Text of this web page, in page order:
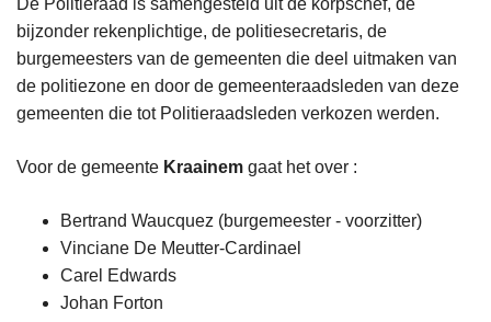
De Politieraad is samengesteld uit de korpschef, de
bijzonder rekenplichtige, de politiesecretaris, de
burgemeesters van de gemeenten die deel uitmaken van
de politiezone en door de gemeenteraadsleden van deze
gemeenten die tot Politieraadsleden verkozen werden.
Voor de gemeente Kraainem gaat het over :
Bertrand Waucquez (burgemeester - voorzitter)
Vinciane De Meutter-Cardinael
Carel Edwards
Johan Forton